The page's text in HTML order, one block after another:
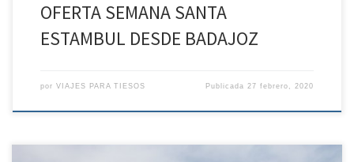
OFERTA SEMANA SANTA
ESTAMBUL DESDE BADAJOZ
por VIAJES PARA TIESOS Publicada27 febrero, 2020